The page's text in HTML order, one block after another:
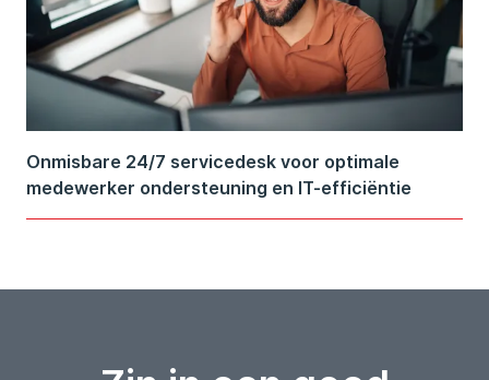
Onmisbare 24/7 servicedesk voor optimale
medewerker ondersteuning en IT-efficiëntie